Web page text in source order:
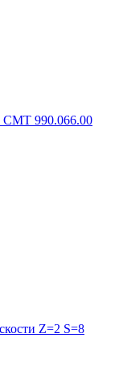
990.066.00
Z=2 S=8